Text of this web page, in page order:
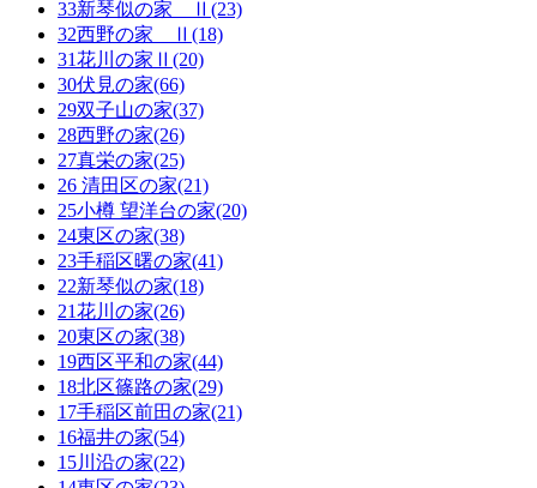
33新琴似の家 Ⅱ(23)
32西野の家 Ⅱ(18)
31花川の家Ⅱ(20)
30伏見の家(66)
29双子山の家(37)
28西野の家(26)
27真栄の家(25)
26 清田区の家(21)
25小樽 望洋台の家(20)
24東区の家(38)
23手稲区曙の家(41)
22新琴似の家(18)
21花川の家(26)
20東区の家(38)
19西区平和の家(44)
18北区篠路の家(29)
17手稲区前田の家(21)
16福井の家(54)
15川沿の家(22)